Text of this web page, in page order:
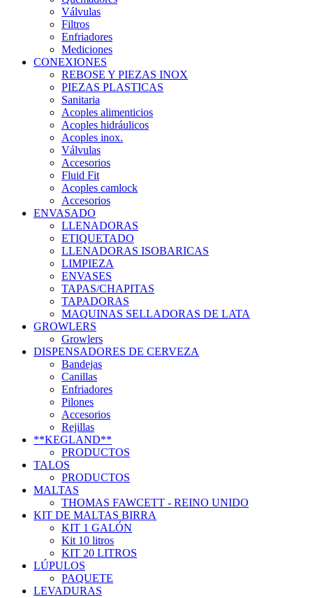
Válvulas
Filtros
Enfriadores
Mediciones
CONEXIONES
REBOSE Y PIEZAS INOX
PIEZAS PLASTICAS
Sanitaria
Acoples alimenticios
Acoples hidráulicos
Acoples inox.
Válvulas
Accesorios
Fluid Fit
Acoples camlock
Accesorios
ENVASADO
LLENADORAS
ETIQUETADO
LLENADORAS ISOBARICAS
LIMPIEZA
ENVASES
TAPAS/CHAPITAS
TAPADORAS
MAQUINAS SELLADORAS DE LATA
GROWLERS
Growlers
DISPENSADORES DE CERVEZA
Bandejas
Canillas
Enfriadores
Pilones
Accesorios
Rejillas
**KEGLAND**
PRODUCTOS
TALOS
PRODUCTOS
MALTAS
THOMAS FAWCETT - REINO UNIDO
KIT DE MALTAS BIRRA
KIT 1 GALÓN
Kit 10 litros
KIT 20 LITROS
LÚPULOS
PAQUETE
LEVADURAS